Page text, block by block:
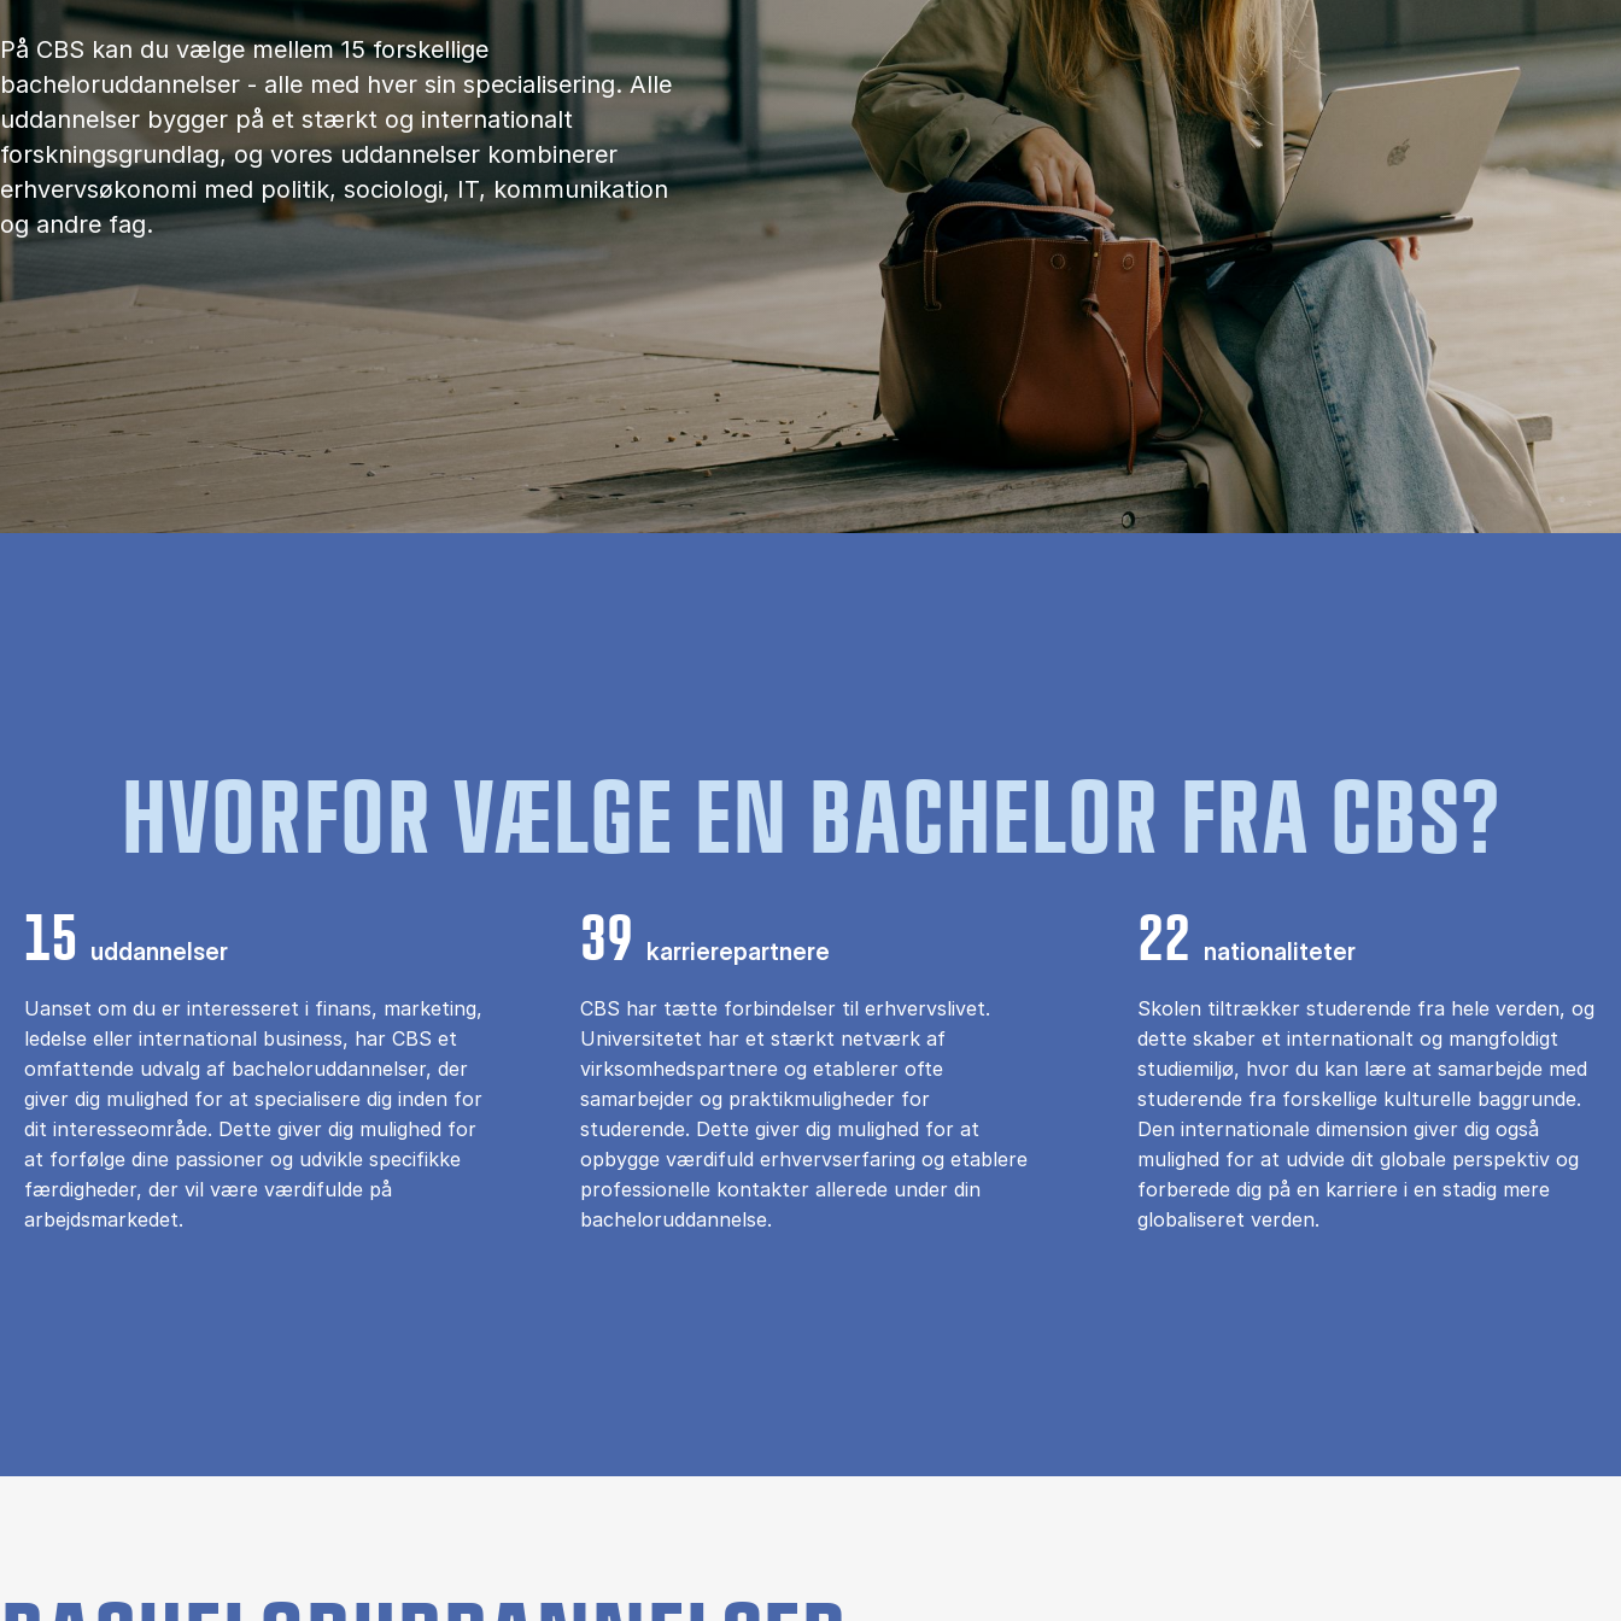
På CBS kan du vælge mellem 15 forskellige
bacheloruddannelser - alle med hver sin specialisering. Alle
uddannelser bygger på et stærkt og internationalt
forskningsgrundlag, og vores uddannelser kombinerer
erhvervsøkonomi med politik, sociologi, IT, kommunikation
og andre fag.
HVORFOR VÆLGE EN BACHELOR FRA CBS?
15 uddannelser
Uanset om du er interesseret i finans, marketing,
ledelse eller international business, har CBS et
omfattende udvalg af bacheloruddannelser, der
giver dig mulighed for at specialisere dig inden for
dit interesseområde. Dette giver dig mulighed for
at forfølge dine passioner og udvikle specifikke
færdigheder, der vil være værdifulde på
arbejdsmarkedet.
39 karrierepartnere
CBS har tætte forbindelser til erhvervslivet.
Universitetet har et stærkt netværk af
virksomhedspartnere og etablerer ofte
samarbejder og praktikmuligheder for
studerende. Dette giver dig mulighed for at
opbygge værdifuld erhvervserfaring og etablere
professionelle kontakter allerede under din
bacheloruddannelse.
22 nationaliteter
Skolen tiltrækker studerende fra hele verden, og
dette skaber et internationalt og mangfoldigt
studiemiljø, hvor du kan lære at samarbejde med
studerende fra forskellige kulturelle baggrunde.
Den internationale dimension giver dig også
mulighed for at udvide dit globale perspektiv og
forberede dig på en karriere i en stadig mere
globaliseret verden.